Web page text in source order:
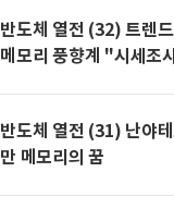
반도체 열전 (32) 트렌
메모리 풍향계 "시세조
반도체 열전 (31) 난야
만 메모리의 꿈